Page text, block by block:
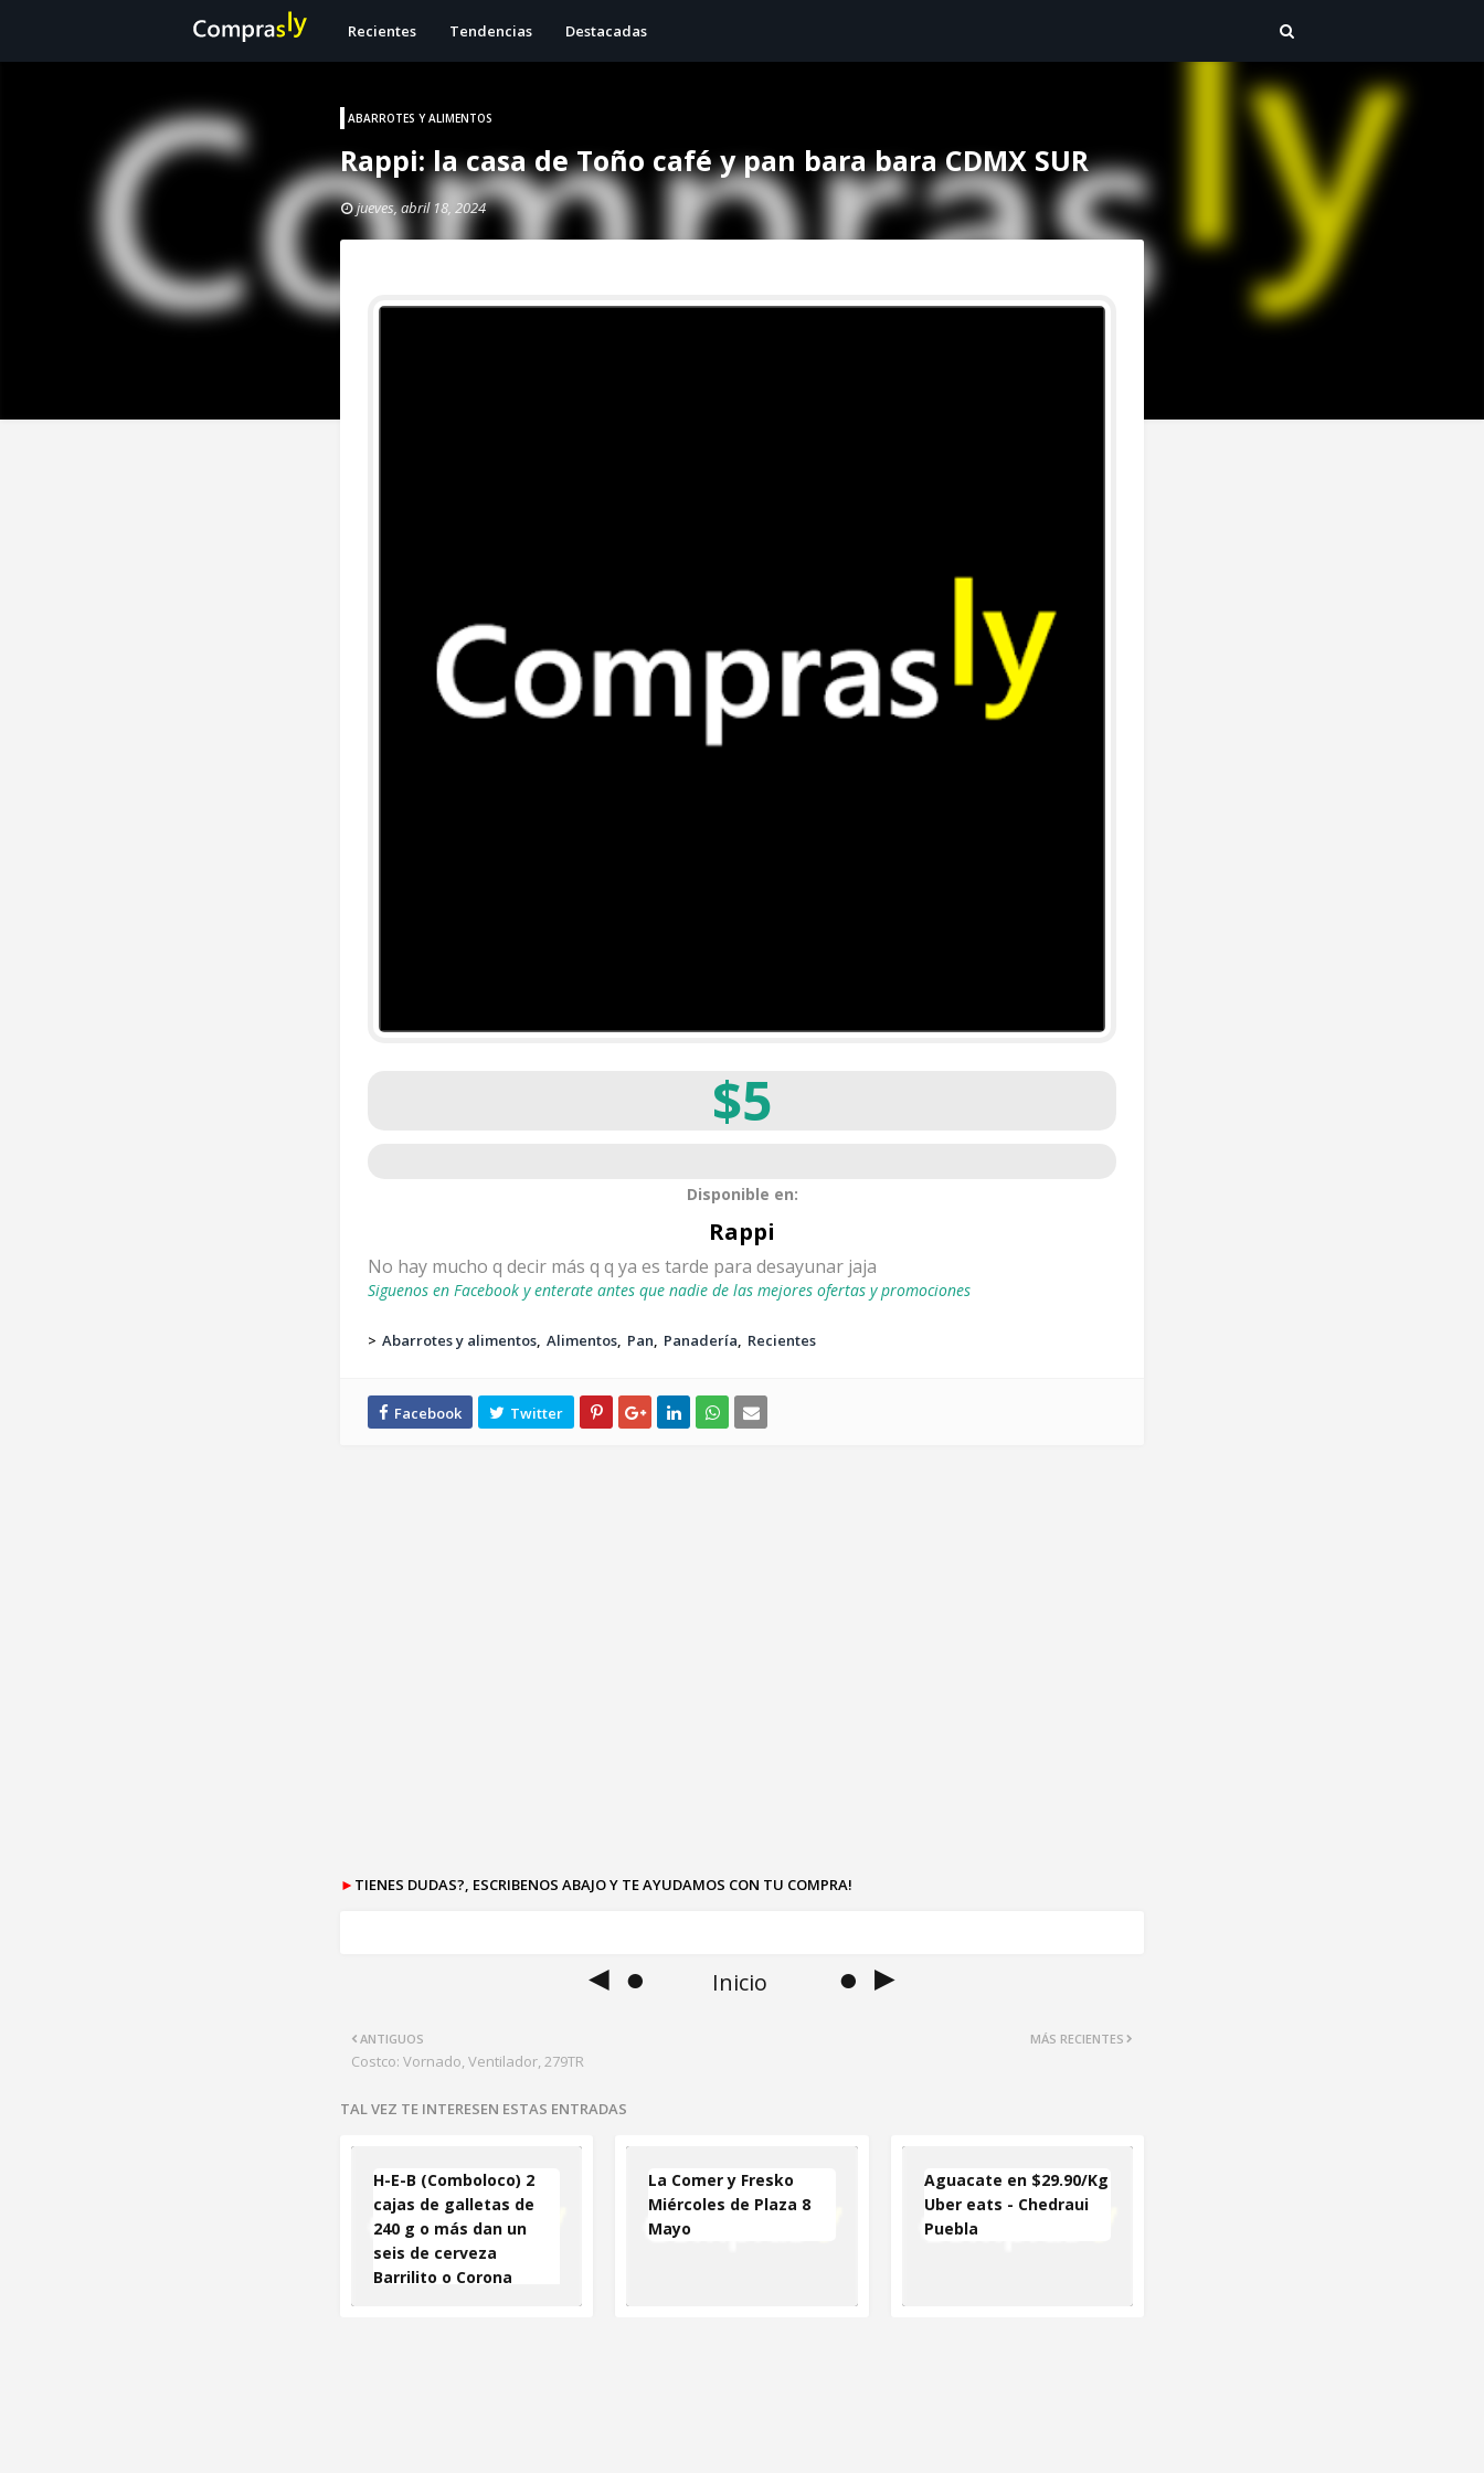
Recientes Tendencias Destacadas
ABARROTES Y ALIMENTOS
Rappi: la casa de Toño café y pan bara bara CDMX SUR
jueves, abril 18, 2024
$5
Disponible en:
Rappi
No hay mucho q decir más q q ya es tarde para desayunar jaja
Siguenos en Facebook y enterate antes que nadie de las mejores ofertas y promociones
> Abarrotes y alimentos Alimentos Pan Panadería Recientes
► TIENES DUDAS?, ESCRIBENOS ABAJO Y TE AYUDAMOS CON TU COMPRA!
◄ ● Inicio ● ►
MÁS RECIENTES
ANTIGUOS
Costco: Vornado, Ventilador, 279TR
TAL VEZ TE INTERESEN ESTAS ENTRADAS
H-E-B (Comboloco) 2
cajas de galletas de
240 g o más dan un
seis de cerveza
Barrilito o Corona
La Comer y Fresko
Miércoles de Plaza 8
Mayo
Aguacate en $29.90/Kg
Uber eats - Chedraui
Puebla